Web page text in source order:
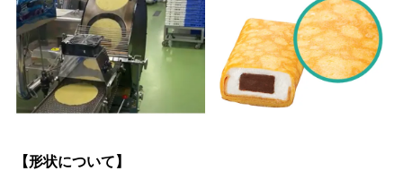
【形状について】